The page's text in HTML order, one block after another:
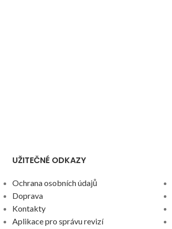
UŽITEČNÉ ODKAZY
Ochrana osobních údajů
Doprava
Kontakty
Aplikace pro správu revizí